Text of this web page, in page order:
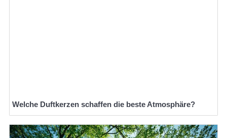
Welche Duftkerzen schaffen die beste Atmosphäre?